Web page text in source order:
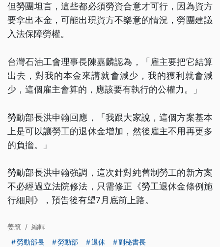
但勞團坦言，這些都必須勞資合意才可行，因為資方
要拿出本金，可能出現資方不樂意的情況，勞團建議
入法保障勞權。
台灣石油工會理事長陳嘉麟認為，「雇主要把它結算
出去，對我的本金來講就會減少，我的獲利就會減
少，這個雇主會算的，應該要有執行的公權力。」
勞動部長洪申翰回應，「我跟大家說，這個方案基本
上是可以讓勞工的退休金增加，然後雇主不用再更多
的負擔。」
勞動部長洪申翰強調，這次針對純舊制勞工的新方案
不必經過立法院修法，只需修正《勞工退休金條例施
行細則》，預告後有望7月底前上路。
姜筑 / 編輯
勞動部長
勞動部 退休
副秘書長